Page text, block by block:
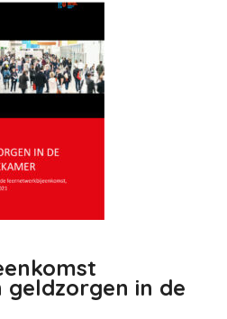
geldzorgen in de